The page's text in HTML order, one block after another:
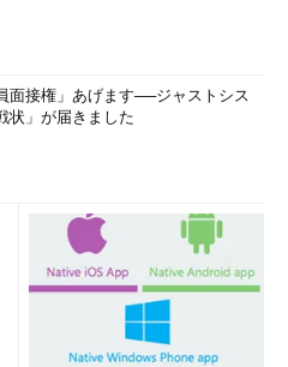
ログイン回数、購入回数など）
が何もない状態を示しているこ
、掛け算と割り算も有効です。図
、300Kに2をかけた結果は600K
結果が元の値の2倍であることが
面接権」あげます──ジャストシス
状」が届きました